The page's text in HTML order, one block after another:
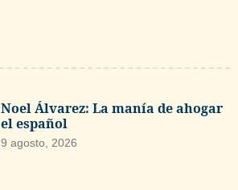
Noel Álvarez: La manía de ahogar
el español
9 agosto, 2026